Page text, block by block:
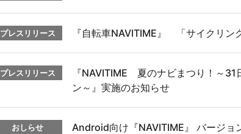
プレスリリース 『自転車NAVITIME』 「サイクリン
プレスリリース
『NAVITIME 夏のナビまつり！～31
ン～』実施のお知らせ
おしらせ Android向け『NAVITIME』 バージョ